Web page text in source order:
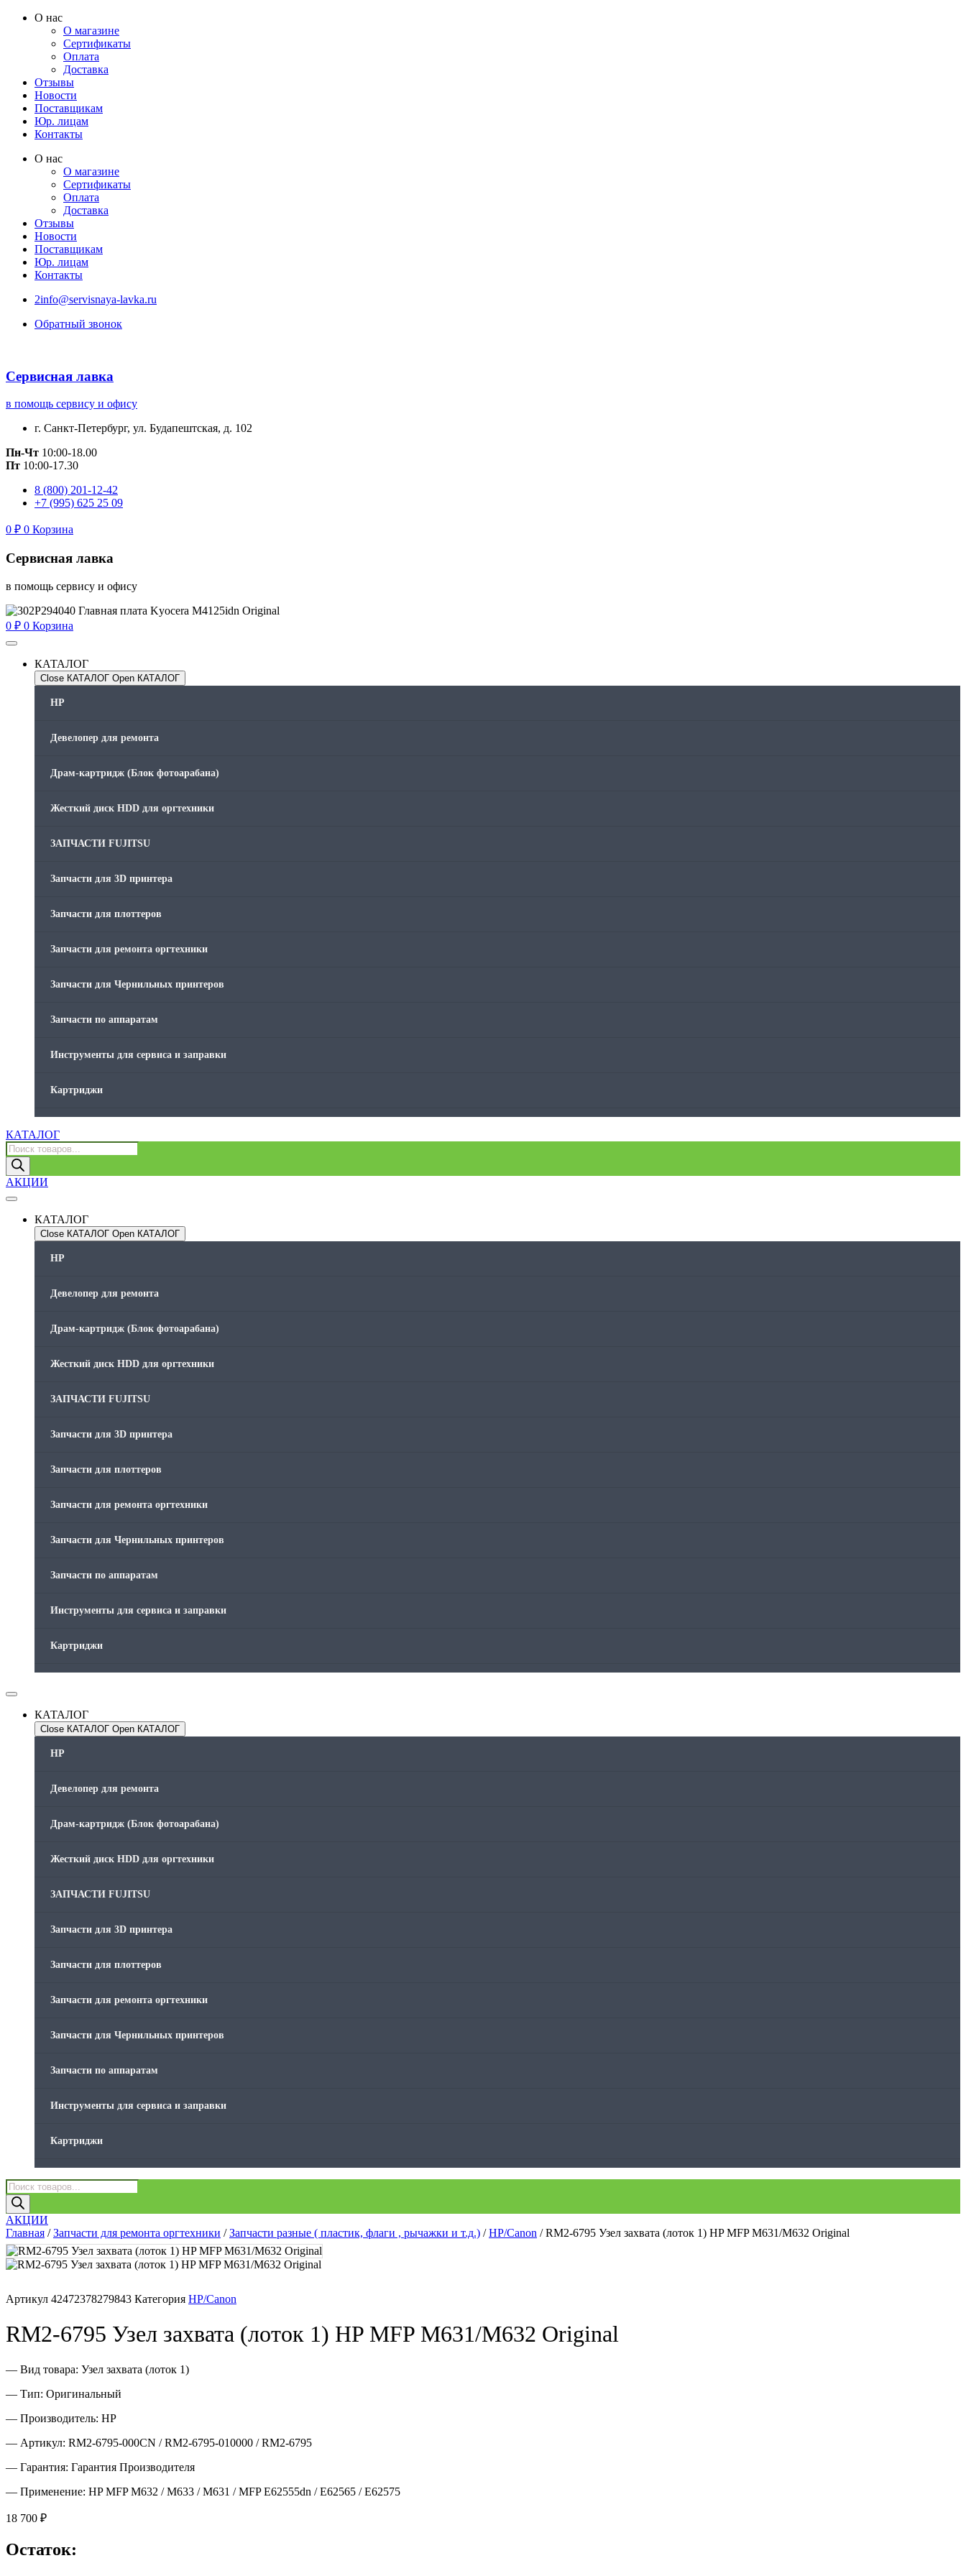
Перейти
содержимому
О нас
О магазине
Сертификаты
Оплата
Доставка
Отзывы
Новости
Поставщикам
Юр. лицам
Контакты
О нас
О магазине
Сертификаты
Оплата
Доставка
Отзывы
Новости
Поставщикам
Юр. лицам
Контакты
2info@servisnaya-lavka.ru
Обратный звонок
Сервисная лавка
в помощь сервису и офису
г. Санкт-Петербург, ул. Будапештская, д. 102
Пн-Чт 10:00-18.00
Пт 10:00-17.30
8 (800) 201-12-42
+7 (995) 625 25 09
0 ₽ 0 Корзина
Сервисная лавка
в помощь сервису и офису
0 ₽ 0 Корзина
КАТАЛОГ
Close КАТАЛОГ Open КАТАЛОГ
HP
Девелопер для ремонта
Драм-картридж (Блок фотоарабана)
Жесткий диск HDD для оргтехники
ЗАПЧАСТИ FUJITSU
Запчасти для 3D принтера
Запчасти для плоттеров
Запчасти для ремонта оргтехники
Запчасти для Чернильных принтеров
Запчасти по аппаратам
Инструменты для сервиса и заправки
Картриджи
Печатающая головка для принтера
Скрепки для финишера
Средства для сервиса / Оборудование
Стяжки для кабеля
Товары для заправки
Фольга , изолента, скотч и тд
КАТАЛОГ
Поиск
товаров
АКЦИИ
КАТАЛОГ
Close КАТАЛОГ Open КАТАЛОГ
HP
Девелопер для ремонта
Драм-картридж (Блок фотоарабана)
Жесткий диск HDD для оргтехники
ЗАПЧАСТИ FUJITSU
Запчасти для 3D принтера
Запчасти для плоттеров
Запчасти для ремонта оргтехники
Запчасти для Чернильных принтеров
Запчасти по аппаратам
Инструменты для сервиса и заправки
Картриджи
Оргтехника / Принтеры, Копиры и МФУ
Память для принтера
Печатающая головка для принтера
Ремонт принтера. Услуги Сервисного центра.
Скрепки для финишера
Средства для сервиса / Оборудование
Стяжки для кабеля
Товары без категории
Товары для заправки
Фольга , изолента, скотч и тд
КАТАЛОГ
Close КАТАЛОГ Open КАТАЛОГ
HP
Девелопер для ремонта
Драм-картридж (Блок фотоарабана)
Жесткий диск HDD для оргтехники
ЗАПЧАСТИ FUJITSU
Запчасти для 3D принтера
Запчасти для плоттеров
Запчасти для ремонта оргтехники
Запчасти для Чернильных принтеров
Запчасти по аппаратам
Инструменты для сервиса и заправки
Картриджи
Память для принтера
Стяжки для кабеля
Товары для заправки
Поиск
товаров
АКЦИИ
Главная /Запчасти для ремонта оргтехники /Запчасти разные ( пластик, флаги , рычажки и т.д.) /HP/Canon / RM2-6795 Узел захвата (лоток 1) HP MFP M631/M632 Original
Артикул 42472378279843 Категория HP/Canon
RM2-6795 Узел захвата (лоток 1) HP MFP M631/M632 Original
— Вид товара: Узел захвата (лоток 1)
— Тип: Оригинальный
— Производитель: HP
— Артикул: RM2-6795-000CN / RM2-6795-010000 / RM2-6795
— Гарантия: Гарантия Производителя
— Применение: HP MFP M632 / M633 / M631 / MFP E62555dn / E62565 / E62575
18 700 ₽
Остаток: